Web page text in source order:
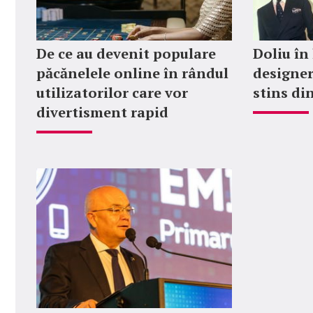
De ce au devenit populare
păcănelele online în rândul
utilizatorilor care vor
divertisment rapid
Doliu în
stins